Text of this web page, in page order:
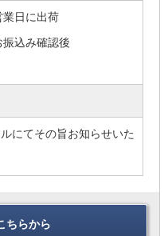
業日に出荷
込み確認後
にてその旨お知らせいた
ちらから